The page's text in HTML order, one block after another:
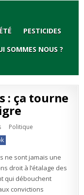
PESTICIDES
SOMMES NOUS ?
: ça tourne
sur
Primaires
écologistes
:
tourne
déjà
au
vinaigre
Publié
Politique
ne sont jamais une
droit à l’étalage des
qui débouchent
convictions